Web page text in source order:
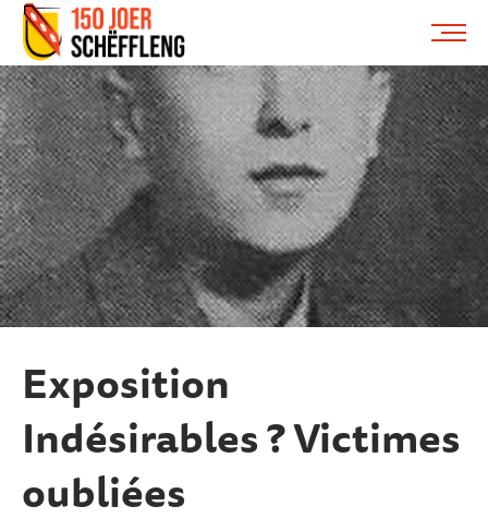
Schifflange, schifflange-logo, gemeng
Exposition
Indésirables ? Victimes
oubliées